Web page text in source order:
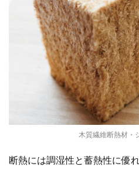
木質繊維断熱材・
断熱には調湿性と蓄熱性に優